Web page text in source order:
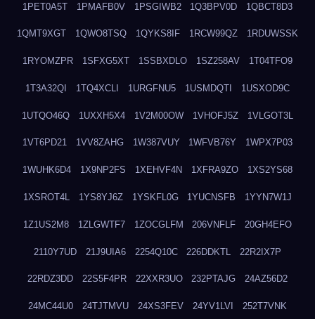
1PET0A5T 1PMAFB0V 1PSGIWB2 1Q3BPV0D 1QBCT8D3
1QMT9XGT 1QWO8TSQ 1QYKS8IF 1RCW99QZ 1RDUWSSK
1RYOMZPR 1SFXG5XT 1SSBXDLO 1SZ258AV 1T04TFO9
1T3A32QI 1TQ4XCLI 1URGFNU5 1USMDQTI 1USXOD9C
1UTQO46Q 1UXXH5X4 1V2M00OW 1VHOFJ5Z 1VLGOT3L
1VT6PD21 1VV8ZAHG 1W387VUY 1WFVB76Y 1WPX7P03
1WUHK6D4 1X9NP2FS 1XEHVF4N 1XFRA9ZO 1XS2YS68
1XSROT4L 1YS8YJ6Z 1YSKFL0G 1YUCNSFB 1YYN7W1J
1Z1US2M8 1ZLGWTF7 1ZOCGLFM 206VNFLF 20GH4EFO
2110Y7UD 21J9UIA6 2254Q10C 226DDKTL 22R2IX7P
22RDZ3DD 22S5F4PR 22XXR3UO 232PTAJG 24AZ56D2
24MC44U0 24TJTMVU 24XS3FEV 24YV1LVI 252T7VNK